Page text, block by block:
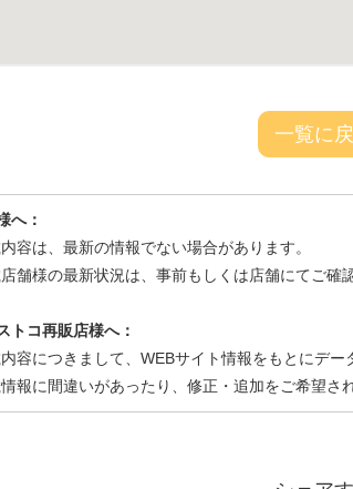
一覧に
へ：
容は、最新の情報でない場合があります。
舗様の最新状況は、事前もしくは店舗にてご確
トコ再販店様へ：
容につきまして、WEBサイト情報をもとにデー
報に間違いがあったり、修正・追加をご希望さ